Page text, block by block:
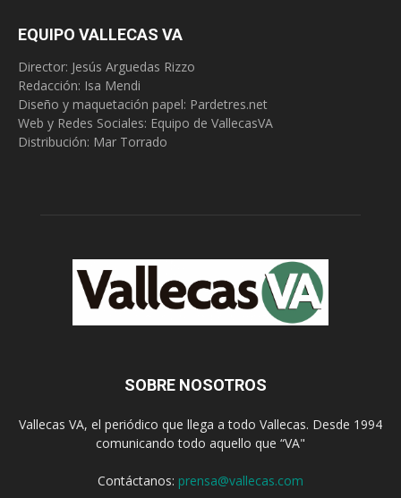
EQUIPO VALLECAS VA
Director: Jesús Arguedas Rizzo
Redacción: Isa Mendi
Diseño y maquetación papel: Pardetres.net
Web y Redes Sociales: Equipo de VallecasVA
Distribución: Mar Torrado
SOBRE NOSOTROS
Vallecas VA, el periódico que llega a todo Vallecas. Desde 1994
comunicando todo aquello que “VA"
Contáctanos: prensa@vallecas.com